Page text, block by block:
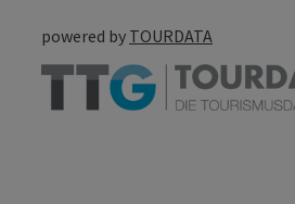
powered by TOURDATA